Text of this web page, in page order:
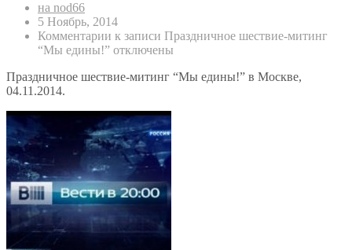
на nod66
5 Ноябрь, 2014
Комментарии к записи Праздничное шествие-митинг
“Мы едины!” отключены
Праздничное шествие-митинг “Мы едины!” в Москве,
04.11.2014.